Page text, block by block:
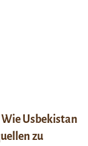
Usbekistan
zu